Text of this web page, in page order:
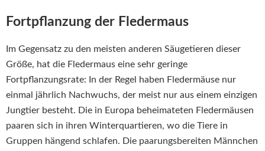
Fortpflanzung der Fledermaus
Im Gegensatz zu den meisten anderen Säugetieren dieser
Größe, hat die Fledermaus eine sehr geringe
Fortpflanzungsrate: In der Regel haben Fledermäuse nur
einmal jährlich Nachwuchs, der meist nur aus einem einzigen
Jungtier besteht. Die in Europa beheimateten Fledermäusen
paaren sich in ihren Winterquartieren, wo die Tiere in
Gruppen hängend schlafen. Die paarungsbereiten Männchen